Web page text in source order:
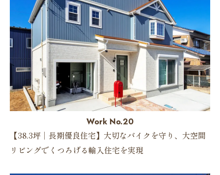
Work No.20
【38.3坪｜長期優良住宅】大切なバイクを守り、大空間
リビングでくつろげる輸入住宅を実現